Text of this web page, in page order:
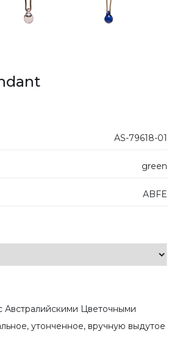
AS-79618-01
green
ABFE
Австралийскими Цветочными
утонченное, вручную выдутое